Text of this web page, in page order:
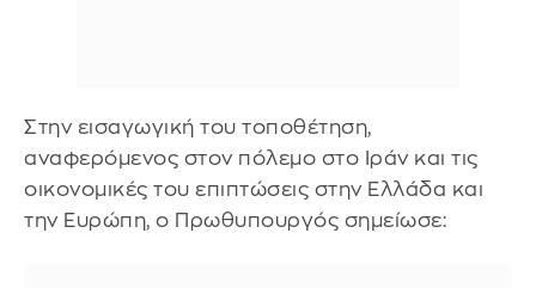
Στην εισαγωγική του τοποθέτηση,
αναφερόμενος στον πόλεμο στο Ιράν και τις
οικονομικές του επιπτώσεις στην Ελλάδα και
την Ευρώπη, ο Πρωθυπουργός σημείωσε: